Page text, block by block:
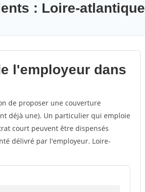
: Loire-atlantique
l'employeur dans
de proposer une couverture
déjà une). Un particulier qui emploie
court peuvent être dispensés
délivré par l'employeur. Loire-